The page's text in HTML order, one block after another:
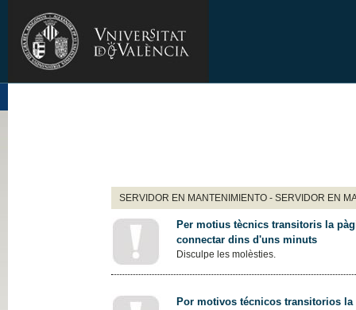
SERVIDOR EN MANTENIMIENTO - SERVIDOR EN
Per motius tècnics transitoris la
connectar dins d'uns minuts
Disculpe les molèsties.
Por motivos técnicos transitorios